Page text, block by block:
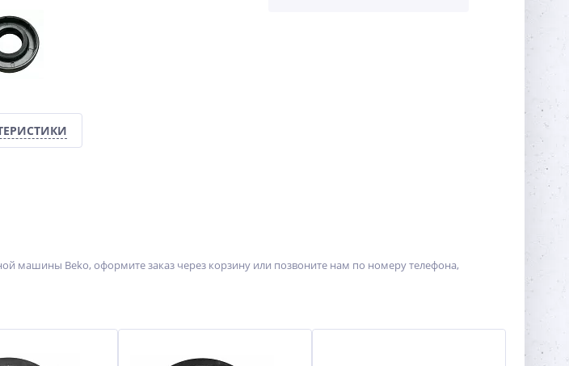
машины Beko, оформите заказ через корзину или позвоните нам по номеру телефона,